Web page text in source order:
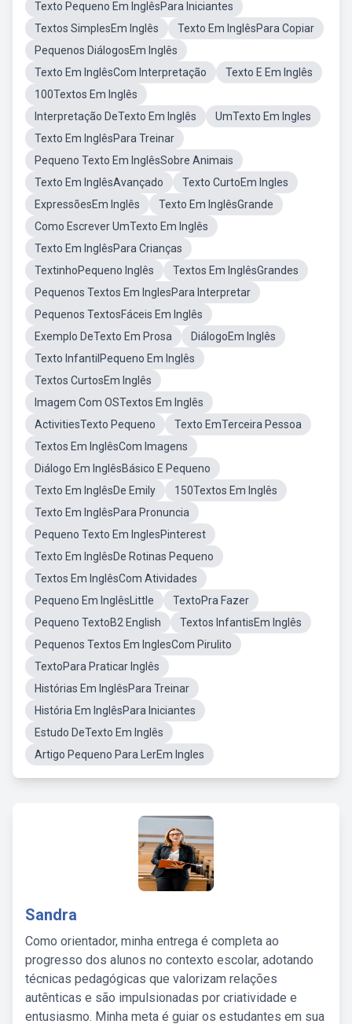
Texto Pequeno Em InglêsPara Iniciantes
Textos SimplesEm Inglês
Texto Em InglêsPara Copiar
Pequenos DiálogosEm Inglês
Texto Em InglêsCom Interpretação
Texto E Em Inglês
100Textos Em Inglês
Interpretação DeTexto Em Inglês
UmTexto Em Ingles
Texto Em InglêsPara Treinar
Pequeno Texto Em InglêsSobre Animais
Texto Em InglêsAvançado
Texto CurtoEm Ingles
ExpressõesEm Inglês
Texto Em InglêsGrande
Como Escrever UmTexto Em Inglês
Texto Em InglêsPara Crianças
TextinhoPequeno Inglês
Textos Em InglêsGrandes
Pequenos Textos Em InglesPara Interpretar
Pequenos TextosFáceis Em Inglês
Exemplo DeTexto Em Prosa
DiálogoEm Inglês
Texto InfantilPequeno Em Inglês
Textos CurtosEm Inglês
Imagem Com OSTextos Em Inglês
ActivitiesTexto Pequeno
Texto EmTerceira Pessoa
Textos Em InglêsCom Imagens
Diálogo Em InglêsBásico E Pequeno
Texto Em InglêsDe Emily
150Textos Em Inglês
Texto Em InglêsPara Pronuncia
Pequeno Texto Em InglesPinterest
Texto Em InglêsDe Rotinas Pequeno
Textos Em InglêsCom Atividades
Pequeno Em InglêsLittle
TextoPra Fazer
Pequeno TextoB2 English
Textos InfantisEm Inglês
Pequenos Textos Em InglesCom Pirulito
TextoPara Praticar Inglês
Histórias Em InglêsPara Treinar
História Em InglêsPara Iniciantes
Estudo DeTexto Em Inglês
Artigo Pequeno Para LerEm Ingles
Sandra
Como orientador, minha entrega é completa ao
progresso dos alunos no contexto escolar, adotando
técnicas pedagógicas que valorizam relações
autênticas e são impulsionadas por criatividade e
entusiasmo. Minha meta é guiar os estudantes em sua